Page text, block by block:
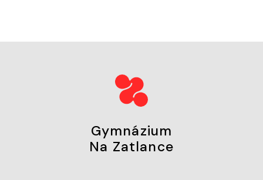
Gymnázium
Na Zatlance